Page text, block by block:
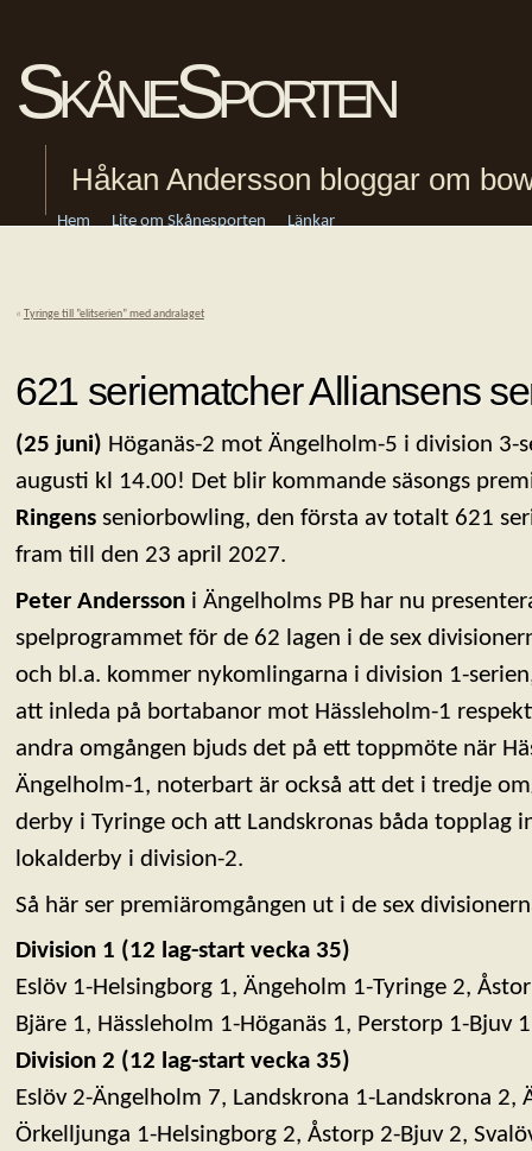
SkåneSporten
Håkan Andersson bloggar om
Hem Lite om Skånesporten Länkar
« Tyringe till ”elitserien” med andralaget
621 seriematcher Alliansens
(25 juni) Höganäs-2 mot Ängelholm-5 i division 3-
augusti kl 14.00! Det blir kommande säsongs
Ringensseniorbowling, den första av totalt 621
fram till den 23 april 2027.
Peter Andersson i Ängelholms PB har nu
spelprogrammet för de 62 lagen i de sex
och bl.a. kommer nykomlingarna i division 1-
att inleda på bortabanor mot Hässleholm-1
andra omgången bjuds det på ett toppmöte när
Ängelholm-1, noterbart är också att det i tredje
derby i Tyringe och att Landskronas båda topplag
lokalderby i division-2.
Så här ser premiäromgången ut i de sex
Division 1 (12 lag-start vecka 35)
Eslöv 1-Helsingborg 1, Ängeholm 1-Tyringe 2,
Bjäre 1, Hässleholm 1-Höganäs 1, Perstorp 1-Bjuv
Division 2 (12 lag-start vecka 35)
Eslöv 2-Ängelholm 7, Landskrona 1-Landskrona 2,
Örkelljunga 1-Helsingborg 2, Åstorp 2-Bjuv 2,